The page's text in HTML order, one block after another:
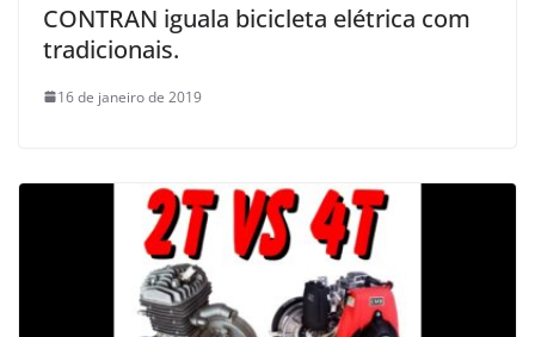
CONTRAN iguala bicicleta elétrica com
tradicionais.
16 de janeiro de 2019